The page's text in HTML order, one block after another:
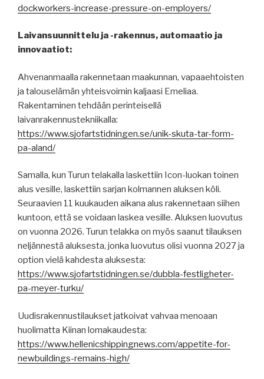
dockworkers-increase-pressure-on-employers/
Laivansuunnittelu ja -rakennus, automaatio ja
innovaatiot:
Ahvenanmaalla rakennetaan maakunnan, vapaaehtoisten
ja talouselämän yhteisvoimin kaljaasi Emeliaa.
Rakentaminen tehdään perinteisellä
laivanrakennustekniikalla:
https://www.sjofartstidningen.se/unik-skuta-tar-form-
pa-aland/
Samalla, kun Turun telakalla laskettiin Icon-luokan toinen
alus vesille, laskettiin sarjan kolmannen aluksen köli.
Seuraavien 11 kuukauden aikana alus rakennetaan siihen
kuntoon, että se voidaan laskea vesille. Aluksen luovutus
on vuonna 2026. Turun telakka on myös saanut tilauksen
neljännestä aluksesta, jonka luovutus olisi vuonna 2027 ja
option vielä kahdesta aluksesta:
https://www.sjofartstidningen.se/dubbla-festligheter-
pa-meyer-turku/
Uudisrakennustilaukset jatkoivat vahvaa menoaan
huolimatta Kiinan lomakaudesta:
https://www.hellenicshippingnews.com/appetite-for-
newbuildings-remains-high/